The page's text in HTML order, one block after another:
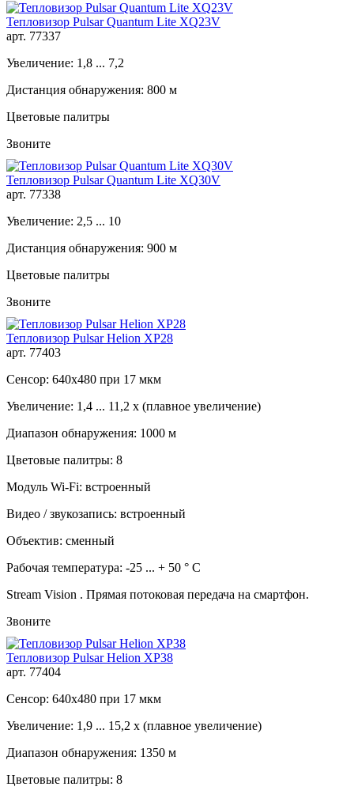
Тепловизор Pulsar Quantum Lite XQ23V
арт. 77337
Увеличение: 1,8 ... 7,2
Дистанция обнаружения: 800 м
Цветовые палитры
Звоните
Тепловизор Pulsar Quantum Lite XQ30V
арт. 77338
Увеличение: 2,5 ... 10
Дистанция обнаружения: 900 м
Цветовые палитры
Звоните
Тепловизор Pulsar Helion XP28
арт. 77403
Сенсор: 640x480 при 17 мкм
Увеличение: 1,4 ... 11,2 x (плавное увеличение)
Диапазон обнаружения: 1000 м
Цветовые палитры: 8
Модуль Wi-Fi: встроенный
Видео / звукозапись: встроенный
Объектив: сменный
Рабочая температура: -25 ... + 50 ° C
Stream Vision . Прямая потоковая передача на смартфон.
Звоните
Тепловизор Pulsar Helion XP38
арт. 77404
Сенсор: 640x480 при 17 мкм
Увеличение: 1,9 ... 15,2 x (плавное увеличение)
Диапазон обнаружения: 1350 м
Цветовые палитры: 8